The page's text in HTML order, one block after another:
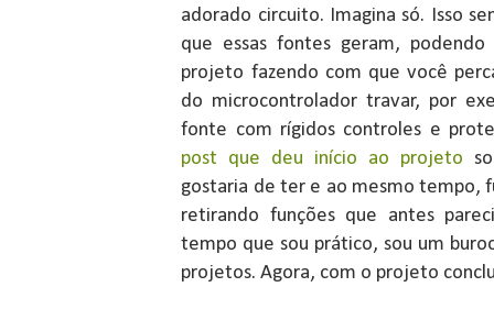
adorado circuito. Imagina só. Isso
que essas fontes geram,
projeto fazendo com que você
do microcontrolador travar, por
fonte com rígidos controles e
post que deu início ao projeto
gostaria de ter e ao mesmo tempo,
retirando funções que antes
tempo que sou prático, sou um
projetos. Agora, com o projeto